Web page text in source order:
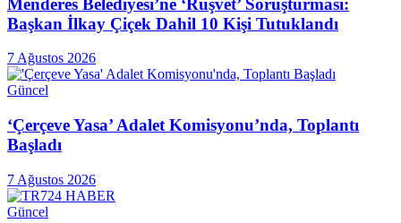
Başkan İlkay Çiçek Dahil 10 Kişi Tutuklandı
7 Ağustos 2026
Güncel
‘Çerçeve Yasa’ Adalet Komisyonu’nda, Toplantı
Başladı
7 Ağustos 2026
Güncel